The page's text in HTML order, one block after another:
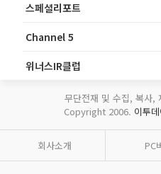
스페셜리포트
Channel 5
위너스IR클럽
무단전재 및 수집, 복사,
Copyright 2006. 이투데
회사소개 PC